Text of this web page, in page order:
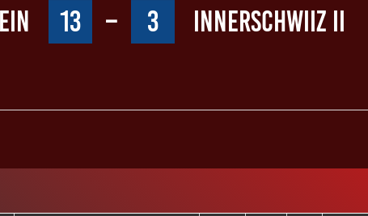
13 – 3 INNERSCHWIIZ II